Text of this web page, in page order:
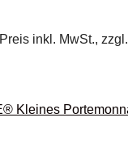
Preis inkl. MwSt., zzgl.